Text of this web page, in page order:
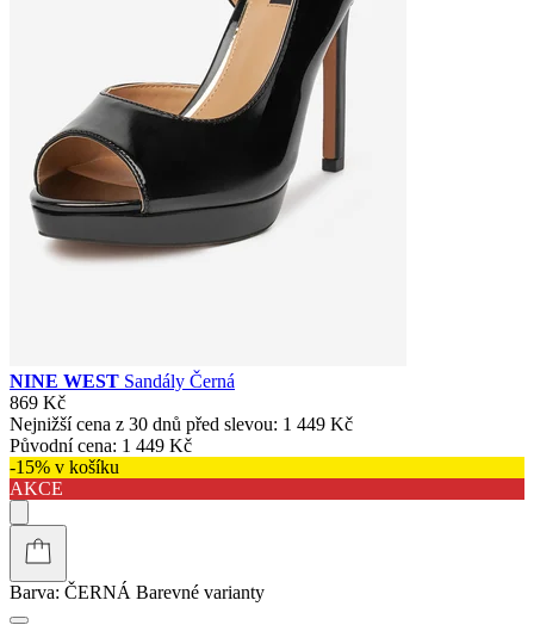
NINE WEST Sandály Černá
869 Kč
Nejnižší cena z 30 dnů před slevou: 1 449 Kč
Původní cena: 1 449 Kč
-15% v košíku
AKCE
Barva: ČERNÁ Barevné varianty